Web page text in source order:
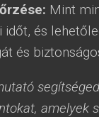
Mint
időt, és
és
amelyek